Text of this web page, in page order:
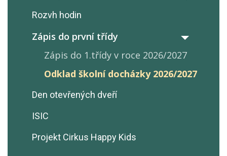
Psychologické poradenství
Metodička prevence
Výchovná poradkyně
Výchovné poradenství
Dokumenty ke stažení
Rozvh hodin
Zápis do první třídy
Zápis do 1.třídy v roce 2026/2027
Odklad školní docházky 2026/2027
Den otevřených dveří
ISIC
Projekt Cirkus Happy Kids